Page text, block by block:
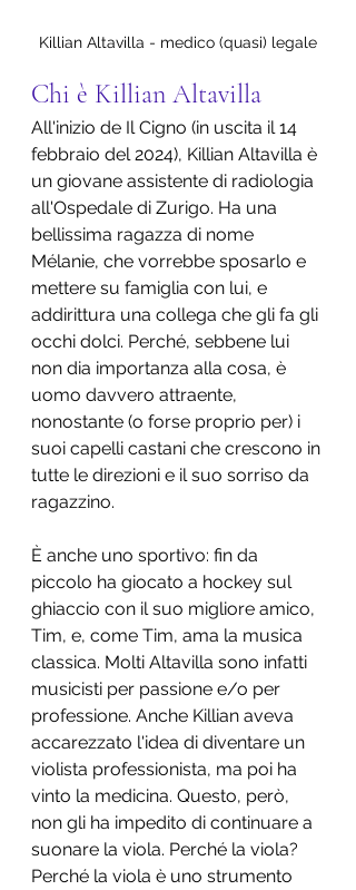
Killian Altavilla - medico (quasi) legale
Chi è Killian Altavilla
All'inizio de Il Cigno (in uscita il 14
febbraio del 2024), Killian Altavilla è
un giovane assistente di radiologia
all'Ospedale di Zurigo. Ha una
bellissima ragazza di nome
Mélanie, che vorrebbe sposarlo e
mettere su famiglia con lui, e
addirittura una collega che gli fa gli
occhi dolci. Perché, sebbene lui
non dia importanza alla cosa, è
uomo davvero attraente,
nonostante (o forse proprio per) i
suoi capelli castani che crescono in
tutte le direzioni e il suo sorriso da
ragazzino.
È anche uno sportivo: fin da
piccolo ha giocato a hockey sul
ghiaccio con il suo migliore amico,
Tim, e, come Tim, ama la musica
classica. Molti Altavilla sono infatti
musicisti per passione e/o per
professione. Anche Killian aveva
accarezzato l'idea di diventare un
violista professionista, ma poi ha
vinto la medicina. Questo, però,
non gli ha impedito di continuare a
suonare la viola. Perché la viola?
Perché la viola è uno strumento